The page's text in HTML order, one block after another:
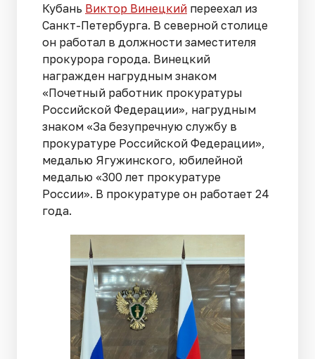
Кубань Виктор Винецкий переехал из
Санкт-Петербурга. В северной столице
он работал в должности заместителя
прокурора города. Винецкий
награжден нагрудным знаком
«Почетный работник прокуратуры
Российской Федерации», нагрудным
знаком «За безупречную службу в
прокуратуре Российской Федерации»,
медалью Ягужинского, юбилейной
медалью «300 лет прокуратуре
России». В прокуратуре он работает 24
года.